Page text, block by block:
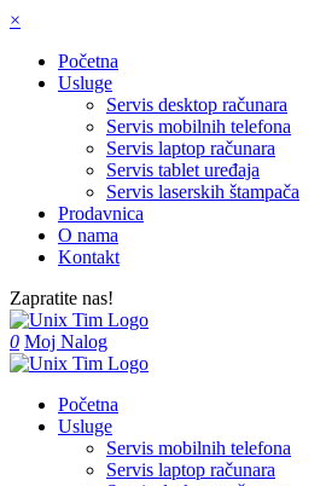
×
Početna
Usluge
Servis desktop računara
Servis mobilnih telefona
Servis laptop računara
Servis tablet uređaja
Servis laserskih štampača
Prodavnica
O nama
Kontakt
Zapratite nas!
0 Moj Nalog
Početna
Usluge
Servis mobilnih telefona
Servis laptop računara